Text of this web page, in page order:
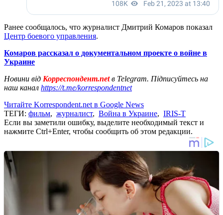
Ранее сообщалось, что журналист Дмитрий Комаров показал
Центр боевого управления.
Комаров рассказал о документальном проекте о войне в
Украине
Новини від Корреспондент.netв Telegram. Підписуйтесь на
наш канал https://t.me/korrespondentnet
Читайте Korrespondent.net в Google News
ТЕГИ: фильм, журналист, Война в Украине, IRIS-T
Если вы заметили ошибку, выделите необходимый текст и
нажмите Ctrl+Enter, чтобы сообщить об этом редакции.